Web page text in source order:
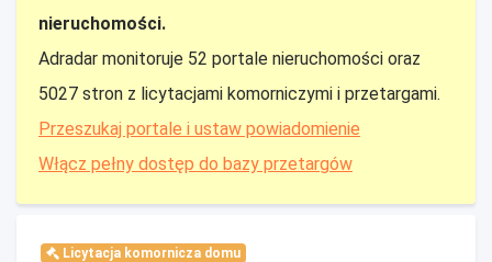
nieruchomości.
Adradar monitoruje 52 portale nieruchomości oraz
5027 stron z licytacjami komorniczymi i przetargami.
Przeszukaj portale i ustaw powiadomienie
Włącz pełny dostęp do bazy przetargów
Licytacja komornicza domu